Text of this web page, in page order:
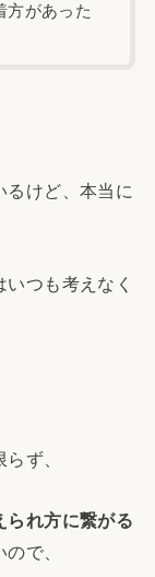
方があった
るけど、本当に
つも考えなく
ず、
られ方に繋がる
で、